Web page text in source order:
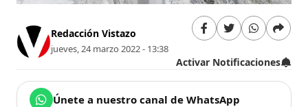
Redacción Vistazo
jueves, 24 marzo 2022 - 13:38
Activar Notificaciones
Únete a nuestro canal de WhatsApp